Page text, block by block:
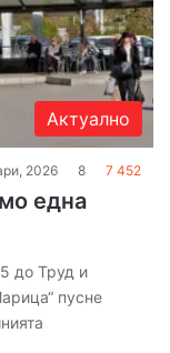
Актуално
2026 8 7 452
една
до Труд и
пусне